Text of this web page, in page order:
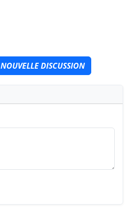
NOUVELLE DISCUSSION